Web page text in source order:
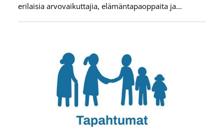
erilaisia arvovaikuttajia, elämäntapaoppaita ja…